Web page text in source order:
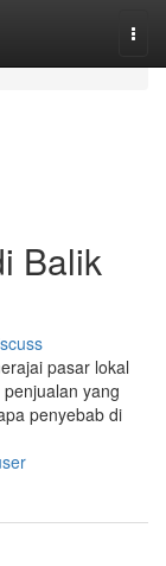
Balik
pasar lokal
yang
penyebab di